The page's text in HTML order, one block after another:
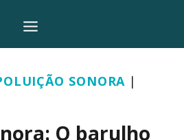
SONORA |
O barulho